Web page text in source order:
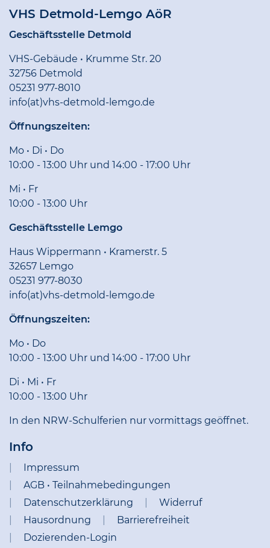
VHS Detmold-Lemgo AöR
Geschäftsstelle Detmold
VHS-Gebäude • Krumme Str. 20
32756 Detmold
05231 977-8010
info(at)vhs-detmold-lemgo.de
Öffnungszeiten:
Mo • Di • Do
10:00 - 13:00 Uhr und 14:00 - 17:00 Uhr
Mi • Fr
10:00 - 13:00 Uhr
Geschäftsstelle Lemgo
Haus Wippermann • Kramerstr. 5
32657 Lemgo
05231 977-8030
info(at)vhs-detmold-lemgo.de
Öffnungszeiten:
Mo • Do
10:00 - 13:00 Uhr und 14:00 - 17:00 Uhr
Di • Mi • Fr
10:00 - 13:00 Uhr
In den NRW-Schulferien nur vormittags geöffnet.
Info
Impressum
AGB • Teilnahmebedingungen
Datenschutzerklärung
Widerruf
Hausordnung
Barrierefreiheit
Dozierenden-Login